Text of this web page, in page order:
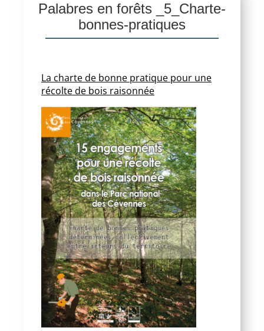
Palabres en forêts _5_Charte-
bonnes-pratiques
La charte de bonne pratique pour une
récolte de bois raisonnée